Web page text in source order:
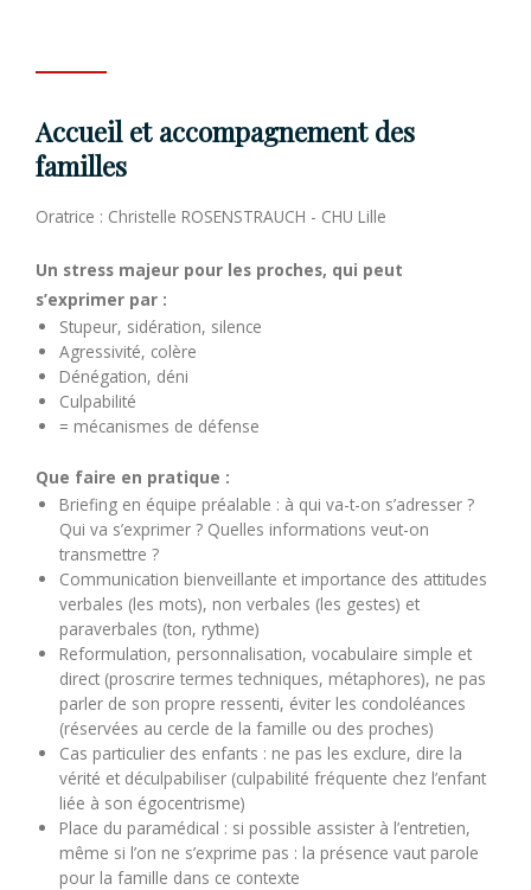
Accueil et accompagnement des
familles
Oratrice : Christelle ROSENSTRAUCH - CHU Lille
Un stress majeur pour les proches, qui peut
s’exprimer par :
Stupeur, sidération, silence
Agressivité, colère
Dénégation, déni
Culpabilité
= mécanismes de défense
Que faire en pratique :
Briefing en équipe préalable : à qui va-t-on s’adresser ?
Qui va s’exprimer ? Quelles informations veut-on
transmettre ?
Communication bienveillante et importance des attitudes
verbales (les mots), non verbales (les gestes) et
paraverbales (ton, rythme)
Reformulation, personnalisation, vocabulaire simple et
direct (proscrire termes techniques, métaphores), ne pas
parler de son propre ressenti, éviter les condoléances
(réservées au cercle de la famille ou des proches)
Cas particulier des enfants : ne pas les exclure, dire la
vérité et déculpabiliser (culpabilité fréquente chez l’enfant
liée à son égocentrisme)
Place du paramédical : si possible assister à l’entretien,
même si l’on ne s’exprime pas : la présence vaut parole
pour la famille dans ce contexte